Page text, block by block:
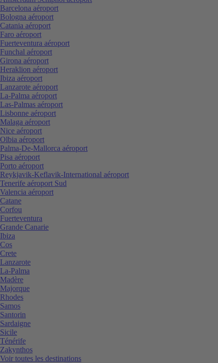
Barcelona aéroport
Bologna aéroport
Catania aéroport
Faro aéroport
Fuerteventura aéroport
Funchal aéroport
Girona aéroport
Heraklion aéroport
Ibiza aéroport
Lanzarote aéroport
La-Palma aéroport
Las-Palmas aéroport
Lisbonne aéroport
Malaga aéroport
Nice aéroport
Olbia aéroport
Palma-De-Mallorca aéroport
Pisa aéroport
Porto aéroport
Reykjavik-Keflavik-International aéroport
Tenerife aéroport Sud
Valencia aéroport
Catane
Corfou
Fuerteventura
Grande Canarie
Ibiza
Cos
Crete
Lanzarote
La-Palma
Madère
Majorque
Rhodes
Samos
Santorin
Sardaigne
Sicile
Ténérife
Zakynthos
Voir toutes les destinations